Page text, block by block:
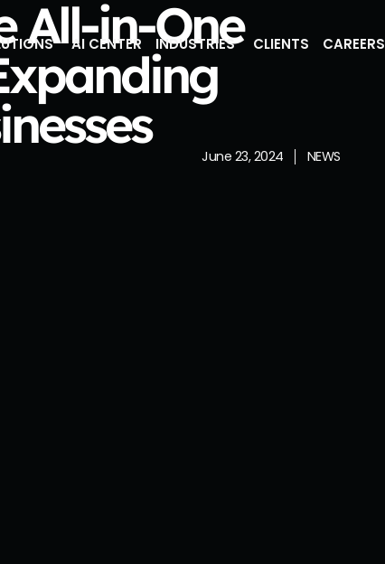
AI CENTER INDUSTRIES CLIENTS CAREERS
All-in-One
June 23, 2024 NEWS